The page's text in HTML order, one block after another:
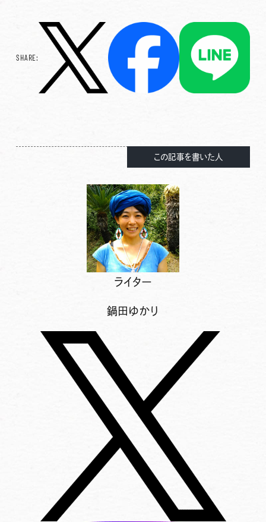
SHARE:
この記事を書いた人
ライター
鍋田ゆかり